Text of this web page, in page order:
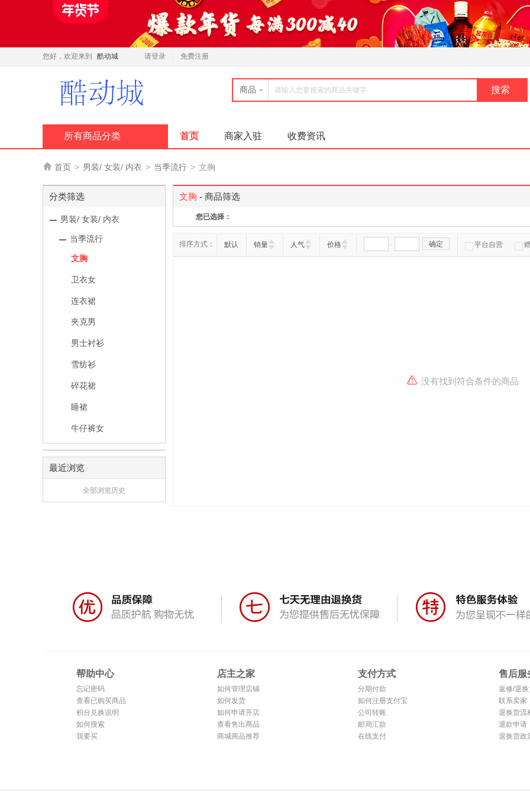
您好，欢迎来到 酷动城 请登录 免费注册
商品
所有商品分类 首页 商家入驻 收费资讯
 首页 > 男装/ 女装/ 内衣 > 当季流行 > 文胸
分类筛选
男装/ 女装/ 内衣
当季流行
文胸
卫衣女
连衣裙
夹克男
男士衬衫
雪纺衫
碎花裙
睡裙
牛仔裤女
最近浏览
全部浏览历史
文胸 - 商品筛选
您已选择：
排序方式： 默认 销量 人气 价格 - 确定 平台自营
没有找到符合条件的商品
帮助中心
忘记密码
查看已购买商品
积分兑换说明
如何搜索
我要买
店主之家
如何管理店铺
如何发货
如何申请开店
查看售出商品
商城商品推荐
支付方式
分期付款
如何注册支付宝
公司转账
邮局汇款
在线支付
售后服
返修/退
联系卖家
退换货流
退款申请
退换货政